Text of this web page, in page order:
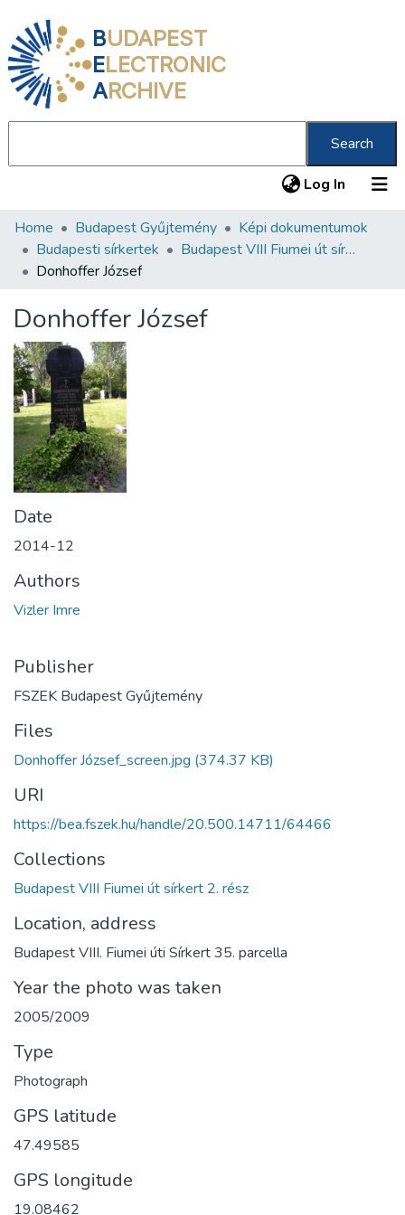
BUDAPEST
ELECTRONIC
ARCHIVE
Search
Log In (current)
Communities & Collections
All of DSpace
About us
Home Budapest Gyűjtemény
Képi dokumentumok
Budapesti sírkertek
Budapest VIII Fiumei út sírkert 2. rész
Donhoffer József
Donhoffer József
Date
2014-12
Authors
Vizler Imre
Publisher
FSZEK Budapest Gyűjtemény
Files
Donhoffer József_screen.jpg (374.37 KB)
URI
https://bea.fszek.hu/handle/20.500.14711/64466
Collections
Budapest VIII Fiumei út sírkert 2. rész
Location, address
Budapest VIII. Fiumei úti Sírkert 35. parcella
Year the photo was taken
2005/2009
Type
Photograph
GPS latitude
47.49585
GPS longitude
19.08462